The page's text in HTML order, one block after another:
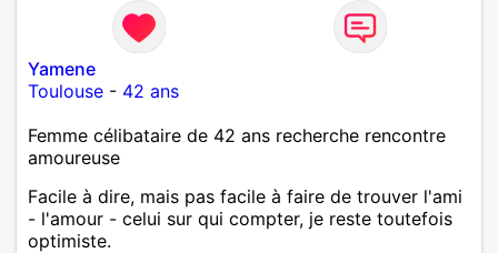
Yamene
Toulouse - 42 ans
Femme célibataire de 42 ans recherche rencontre
amoureuse
Facile à dire, mais pas facile à faire de trouver l'ami
- l'amour - celui sur qui compter, je reste toutefois
optimiste.